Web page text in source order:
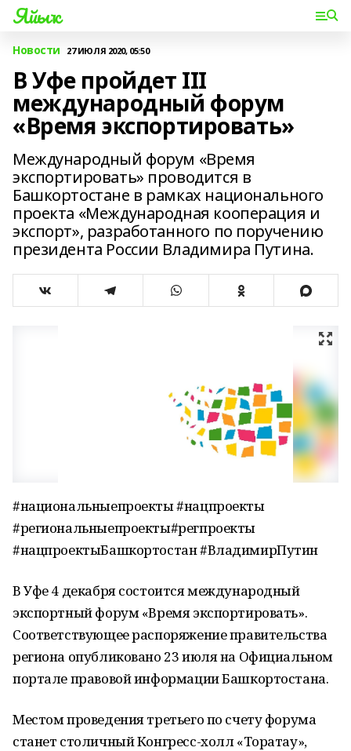
Яйыҡ
Новости 27 ИЮЛЯ 2020, 05:50
В Уфе пройдет III
международный форум
«Время экспортировать»
Международный форум «Время
экспортировать» проводится в
Башкортостане в рамках национального
проекта «Международная кооперация и
экспорт», разработанного по поручению
президента России Владимира Путина.
#национальныепроекты #нацпроекты
#региональныепроекты#регпроекты
#нацпроектыБашкортостан #ВладимирПутин
В Уфе 4 декабря состоится международный
экспортный форум «Время экспортировать».
Соответствующее распоряжение правительства
региона опубликовано 23 июля на Официальном
портале правовой информации Башкортостана.
Местом проведения третьего по счету форума
станет столичный Конгресс-холл «Торатау»,